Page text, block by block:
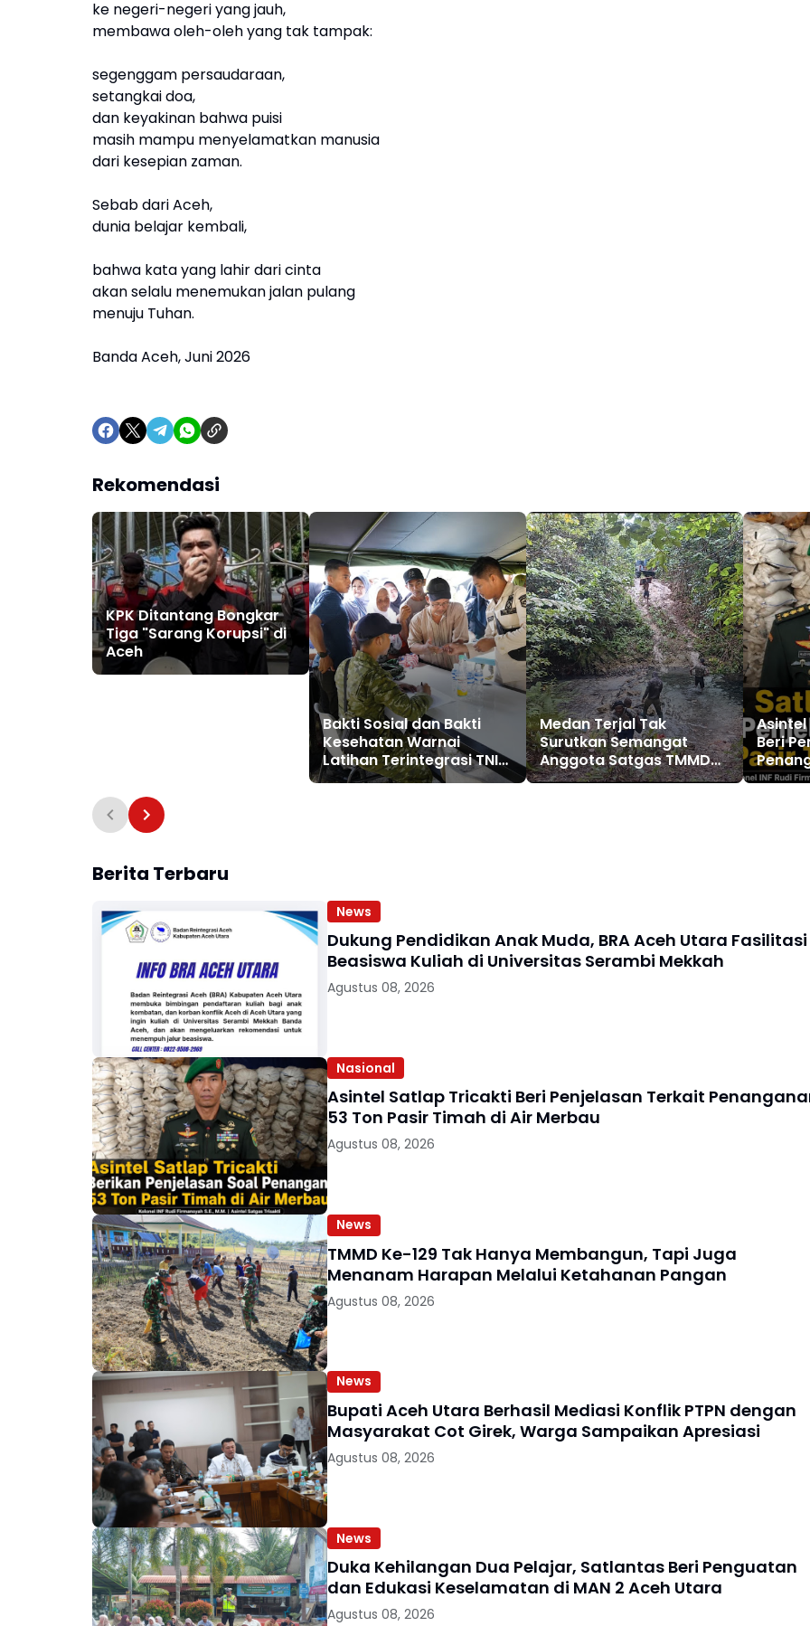
ke negeri-negeri yang jauh,
membawa oleh-oleh yang tak tampak:
segenggam persaudaraan,
setangkai doa,
dan keyakinan bahwa puisi
masih mampu menyelamatkan manusia
dari kesepian zaman.
Sebab dari Aceh,
dunia belajar kembali,
bahwa kata yang lahir dari cinta
akan selalu menemukan jalan pulang
menuju Tuhan.
Banda Aceh, Juni 2026
Rekomendasi
KPK Ditantang Bongkar
Tiga "Sarang Korupsi" di
Aceh
Bakti Sosial dan Bakti
Kesehatan Warnai
Latihan Terintegrasi TNI
2026
Medan Terjal Tak
Surutkan Semangat
Anggota Satgas TMMD
Ke-129, Gotong Royong
Asintel
Beri
Timah
Berita Terbaru
News
Dukung Pendidikan Anak Muda, BRA Aceh Utara Fasilitasi
Beasiswa Kuliah di Universitas Serambi Mekkah
Agustus 08, 2026
Nasional
Asintel Satlap Tricakti Beri Penjelasan Terkait
53 Ton Pasir Timah di Air Merbau
Agustus 08, 2026
News
TMMD Ke-129 Tak Hanya Membangun, Tapi Juga
Menanam Harapan Melalui Ketahanan Pangan
Agustus 08, 2026
News
Bupati Aceh Utara Berhasil Mediasi Konflik PTPN dengan
Masyarakat Cot Girek, Warga Sampaikan Apresiasi
Agustus 08, 2026
News
Duka Kehilangan Dua Pelajar, Satlantas Beri Penguatan
dan Edukasi Keselamatan di MAN 2 Aceh Utara
Agustus 08, 2026